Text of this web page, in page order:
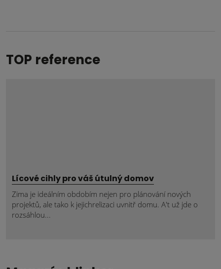
TOP reference
Lícové cihly pro váš útulný domov
Zima je ideálním obdobím nejen pro plánování nových
projektů, ale tako k jejichrelizaci uvnitř domu. A't už jde o
rozsáhlou...